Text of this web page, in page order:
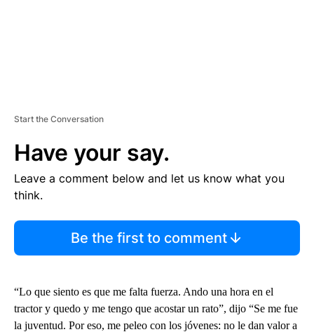
Start the Conversation
Have your say.
Leave a comment below and let us know what you
think.
Be the first to comment
“Lo que siento es que me falta fuerza. Ando una hora en el
tractor y quedo y me tengo que acostar un rato”, dijo “Se me fue
la juventud. Por eso, me peleo con los jóvenes: no le dan valor a